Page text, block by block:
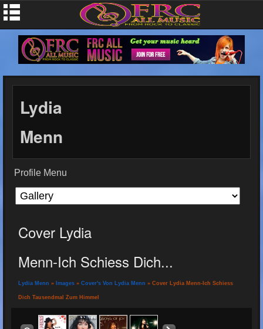
Lydia
Menn
Profile Menu
Cover Lydia
Menn-Ich Schiess Dich...
Lydia Menn » Images » Cover's Von Lydia Menn » Cover Lydia Menn-Ich Schiess
Dich Tausendmal Zum Himmel